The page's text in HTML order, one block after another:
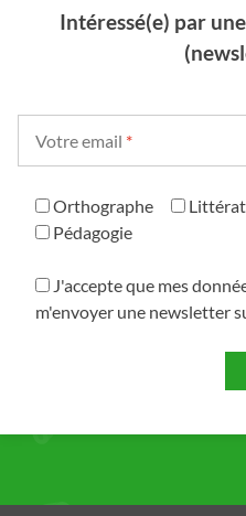
Intéressé(e) par
Votre email *
Orthographe
Pédagogie
J'accepte que mes
m'envoyer une newsletter